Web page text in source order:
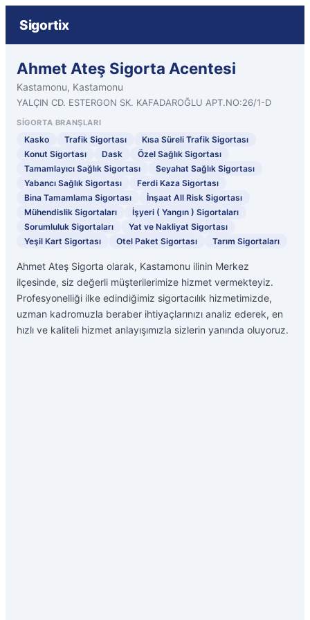
Sigortix
Ahmet Ateş Sigorta Acentesi
Kastamonu, Kastamonu
YALÇIN CD. ESTERGON SK. KAFADAROĞLU APT.NO:26/1-D
SIGORTA BRANŞLARI
Kasko Trafik Sigortası
Kısa Süreli Trafik Sigortası
Konut Sigortası
Dask
Özel Sağlık Sigortası
Tamamlayıcı Sağlık Sigortası
Seyahat Sağlık Sigortası
Yabancı Sağlık Sigortası
Ferdi Kaza Sigortası
Bina Tamamlama Sigortası
İnşaat All Risk Sigortası
Mühendislik Sigortaları
İşyeri ( Yangın ) Sigortaları
Sorumluluk Sigortaları
Yat ve Nakliyat Sigortası
Yeşil Kart Sigortası
Otel Paket Sigortası Tarım Sigortaları
Ahmet Ateş Sigorta olarak, Kastamonu ilinin Merkez
ilçesinde, siz değerli müşterilerimize hizmet vermekteyiz.
Profesyonelliği ilke edindiğimiz sigortacılık hizmetimizde,
uzman kadromuzla beraber ihtiyaçlarınızı analiz ederek, en
hızlı ve kaliteli hizmet anlayışımızla sizlerin yanında oluyoruz.